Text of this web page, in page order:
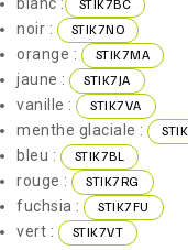
STIK7BC
noir : STIK7NO
orange : STIK7MA
jaune : STIK7JA
vanille : STIK7VA
menthe glaciale :
bleu : STIK7BL
rouge : STIK7RG
fuchsia : STIK7FU
vert : STIK7VT